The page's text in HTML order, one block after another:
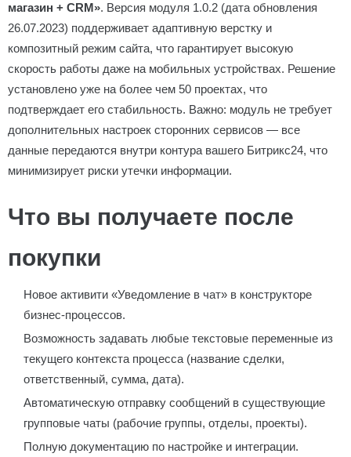
магазин + CRM». Версия модуля 1.0.2 (дата обновления
26.07.2023) поддерживает адаптивную верстку и
композитный режим сайта, что гарантирует высокую
скорость работы даже на мобильных устройствах. Решение
установлено уже на более чем 50 проектах, что
подтверждает его стабильность. Важно: модуль не требует
дополнительных настроек сторонних сервисов — все
данные передаются внутри контура вашего Битрикс24, что
минимизирует риски утечки информации.
Что вы получаете после
покупки
Новое активити «Уведомление в чат» в конструкторе
бизнес-процессов.
Возможность задавать любые текстовые переменные из
текущего контекста процесса (название сделки,
ответственный, сумма, дата).
Автоматическую отправку сообщений в существующие
групповые чаты (рабочие группы, отделы, проекты).
Полную документацию по настройке и интеграции.